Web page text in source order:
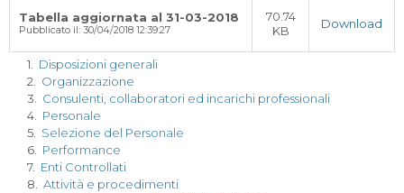
Tabella aggiornata al 31-03-2018
Pubblicato il: 30/04/2018 12:39:27
70.74
KB
Download
1. Disposizioni generali
2. Organizzazione
3. Consulenti, collaboratori ed incarichi professionali
4. Personale
5. Selezione del Personale
6. Performance
7. Enti Controllati
8. Attività e procedimenti